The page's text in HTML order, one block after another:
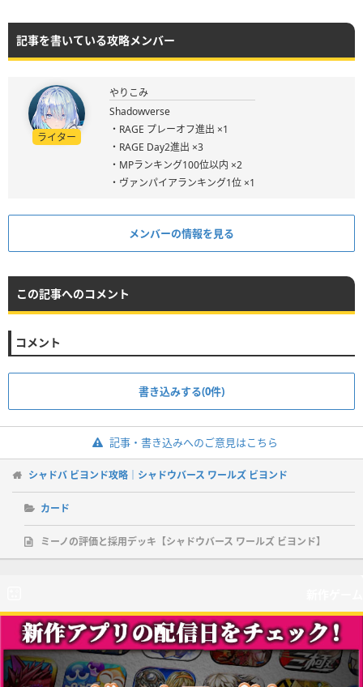
記事を書いている攻略メンバー
ライター
やりこみ
Shadowverse
・RAGE プレーオフ進出 ×1
・RAGE Day2進出 ×3
・MPランキング100位以内 ×2
・ヴァンパイアランキング1位 ×1
メンバーの情報を見る
この記事へのコメント
コメント
書き込みする(0件)
記事・書き込みへのご意見はこちら
シャドバ ビヨンド攻略｜シャドウバース ワールズ ビヨンド
カード
ミーノの評価と採用デッキ【シャドウバース ワールズ ビヨンド】